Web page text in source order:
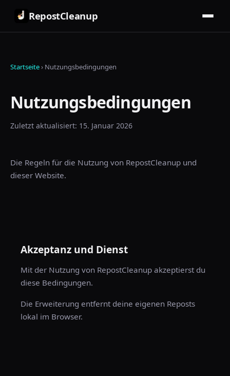
RepostCleanup
Startseite› Nutzungsbedingungen
Nutzungsbedingungen
Zuletzt aktualisiert: 15. Januar 2026
Die Regeln für die Nutzung von RepostCleanup und
dieser Website.
Akzeptanz und Dienst
Mit der Nutzung von RepostCleanup akzeptierst du
diese Bedingungen.
Die Erweiterung entfernt deine eigenen Reposts
lokal im Browser.